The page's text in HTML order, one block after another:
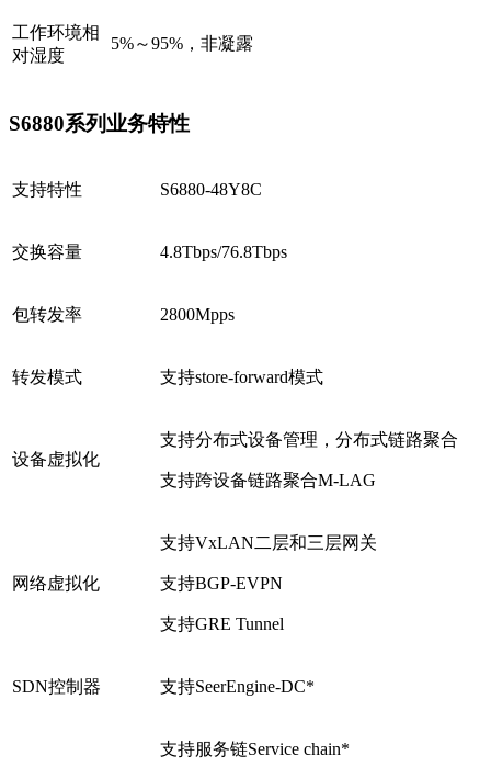
工作环境相
对湿度
5%～95%，非凝露
S6880系列业务特性
支持特性 S6880-48Y8C
交换容量 4.8Tbps/76.8Tbps
包转发率 2800Mpps
转发模式 支持store-forward模式
设备虚拟化
支持分布式设备管理，分布式链路聚合
支持跨设备链路聚合M-LAG
网络虚拟化
支持VxLAN二层和三层网关
支持BGP-EVPN
支持GRE Tunnel
SDN控制器 支持SeerEngine-DC*
支持服务链Service chain*